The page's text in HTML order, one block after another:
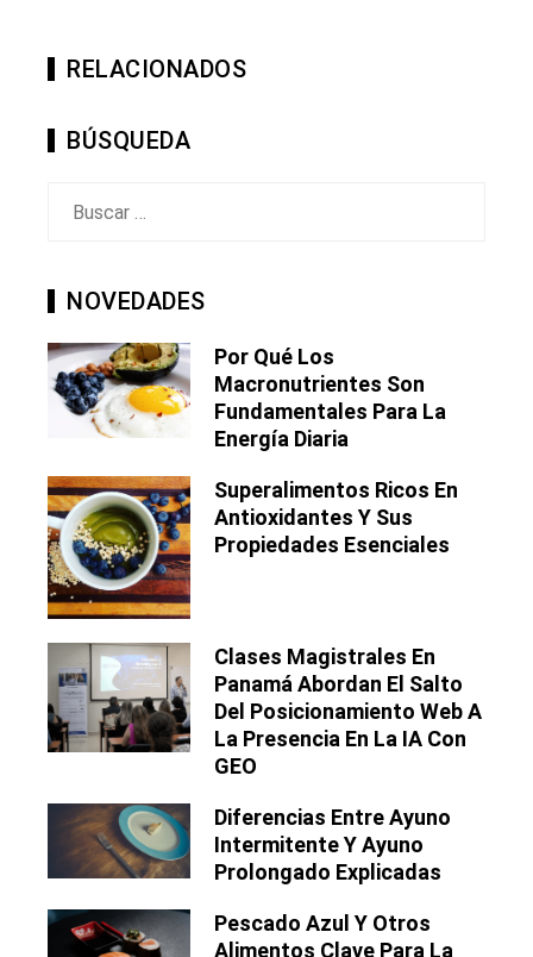
RELACIONADOS
BÚSQUEDA
NOVEDADES
Por Qué Los
Macronutrientes Son
Fundamentales Para La
Energía Diaria
Superalimentos Ricos En
Antioxidantes Y Sus
Propiedades Esenciales
Clases Magistrales En
Panamá Abordan El Salto
Del Posicionamiento Web A
La Presencia En La IA Con
GEO
Diferencias Entre Ayuno
Intermitente Y Ayuno
Prolongado Explicadas
Pescado Azul Y Otros
Alimentos Clave Para La